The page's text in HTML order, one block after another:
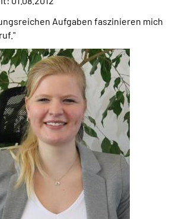
Aufgaben faszinieren mich